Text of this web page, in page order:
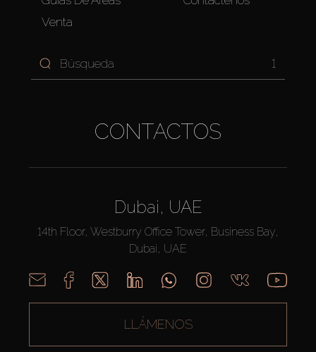
Venta
1
CONTACTOS
Dubai, UAE
14th Floor, Westburry Office Tower, Business Bay,
Dubai, UAE
LLÁMENOS